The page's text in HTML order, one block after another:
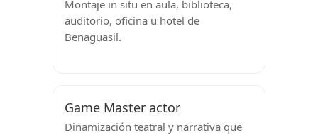
Montaje in situ en aula, biblioteca,
auditorio, oficina u hotel de
Benaguasil.
Game Master actor
Dinamización teatral y narrativa que